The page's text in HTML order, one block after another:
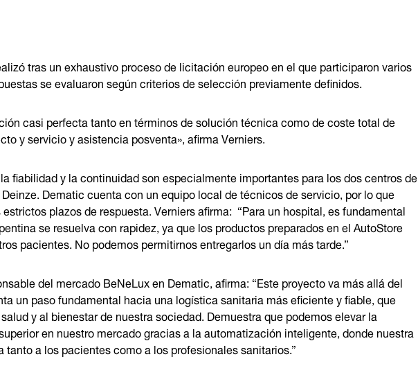
tras un exhaustivo proceso de licitación europeo en el que participaron varios
se evaluaron según criterios de selección previamente definidos.
casi perfecta tanto en términos de solución técnica como de coste total de
y servicio y asistencia posventa», afirma Verniers.
fiabilidad y la continuidad son especialmente importantes para los dos centros de
Dematic cuenta con un equipo local de técnicos de servicio, por lo que
plazos de respuesta. Verniers afirma: “Para un hospital, es fundamental
se resuelva con rapidez, ya que los productos preparados en el AutoStore
pacientes. No podemos permitirnos entregarlos un día más tarde.”
del mercado BeNeLux en Dematic, afirma: “Este proyecto va más allá del
un paso fundamental hacia una logística sanitaria más eficiente y fiable, que
y al bienestar de nuestra sociedad. Demuestra que podemos elevar la
en nuestro mercado gracias a la automatización inteligente, donde nuestra
a los pacientes como a los profesionales sanitarios.”